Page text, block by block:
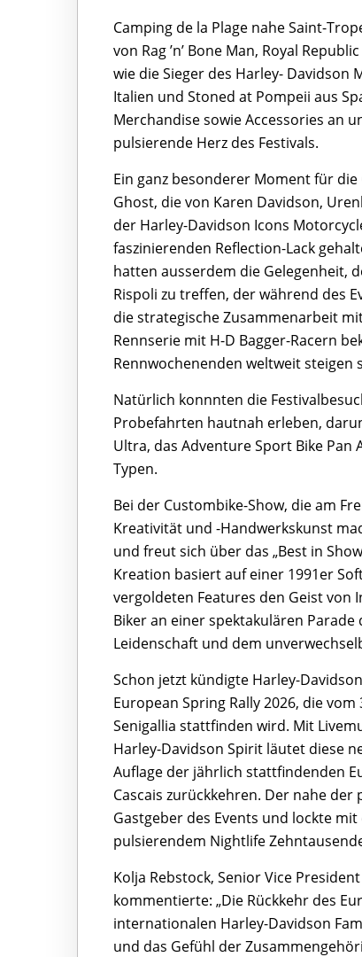
Camping de la Plage nahe Saint-
von Rag ’n’ Bone Man, Royal
wie die Sieger des Harley- Davidson
Italien und Stoned at Pompeii aus
Merchandise sowie Accessories an
pulsierende Herz des Festivals.
Ein ganz besonderer Moment für
Ghost, die von Karen Davidson,
der Harley-Davidson Icons
faszinierenden Reflection-Lack
hatten ausserdem die Gelegenheit,
Rispoli zu treffen, der während des
die strategische Zusammenarbeit
Rennserie mit H-D Bagger-Racern
Rennwochenenden weltweit steigen
Natürlich konnnten die
Probefahrten hautnah erleben,
Ultra, das Adventure Sport Bike Pan
Typen.
Bei der Custombike-Show, die am
Kreativität und -Handwerkskunst
und freut sich über das „Best in
Kreation basiert auf einer 1991er
vergoldeten Features den Geist
Biker an einer spektakulären
Leidenschaft und dem
Schon jetzt kündigte Harley-
European Spring Rally 2026, die
Senigallia stattfinden wird. Mit
Harley-Davidson Spirit läutet diese
Auflage der jährlich stattfindenden
Cascais zurückkehren. Der nahe
Gastgeber des Events und lockte
pulsierendem Nightlife
Kolja Rebstock, Senior Vice
kommentierte: „Die Rückkehr des
internationalen Harley-Davidson
und das Gefühl der